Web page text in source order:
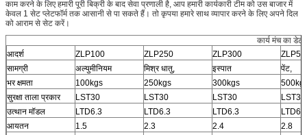
काम करने के लिए हमारी पूरी बिक्री के बाद सेवा प्रणाली है, आप हमारी कार्यकारी टीम को उस बाजार में
केवल 1 सेट प्लेटफॉर्म तक आसानी से पा सकते हैं। तो कृपया हमारे साथ व्यापार करने के लिए अपने दिल
को आराम से सेट करें।
कार्य मंच का डेटा
आदर्श
ZLP100 ZLP250 ZLP300
सामग्री
अल्युमीनियम मिश्र धातु, इस्पात
पेंट,
भर क्षमता
100kgs 250kgs 300kgs
सुरक्षा ताला प्रकार
LST30 LST30 LST30
LST30
उत्थान मॉडल
LTD6.3 LTD6.3 LTD6.3
LTD6.3
आयतन
1.5 2.3 2.4
2.8